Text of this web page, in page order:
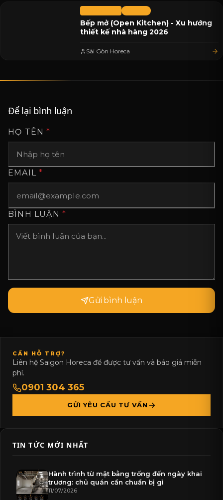
Bếp mở (Open Kitchen) - Xu hướng
thiết kế nhà hàng 2026
Sài Gòn Horeca
Để lại bình luận
HỌ TÊN*
EMAIL*
BÌNH LUẬN *
Gửi bình luận
CẦN HỖ TRỢ?
Liên hệ Saigon Horeca để được tư vấn và báo giá miễn
phí.
0901 304 365
GỬI YÊU CẦU TƯ VẤN
TIN TỨC MỚI NHẤT
Hành trình từ mặt bằng trống đến ngày khai
trương: chủ quán cần chuẩn bị gì
11/07/2026